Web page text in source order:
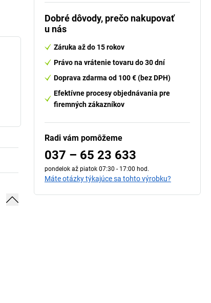
Dobré dôvody, prečo nakupovať
u nás
Záruka až do 15 rokov
Právo na vrátenie tovaru do 30 dní
Doprava zdarma od 100 € (bez DPH)
Efektívne procesy objednávania pre
firemných zákazníkov
Radi vám pomôžeme
037 – 65 23 633
pondelok až piatok 07:30 - 17:00 hod.
Máte otázky týkajúce sa tohto výrobku?